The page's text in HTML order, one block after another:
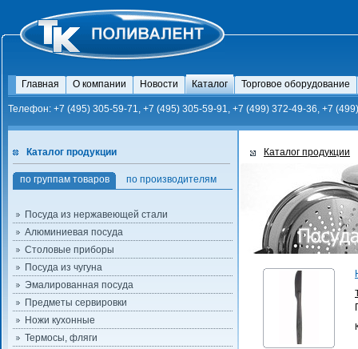
Главная О компании Новости Каталог Торговое оборудование
Телефон: +7 (495) 305-59-71, +7 (495) 305-59-91, +7 (499) 372-49-36, +7
Каталог продукции
по группам товаров по производителям
Посуда из нержавеющей стали
Алюминиевая посуда
Столовые приборы
Посуда из чугуна
Эмалированная посуда
Предметы сервировки
Ножи кухонные
Термосы, фляги
Каталог продукции